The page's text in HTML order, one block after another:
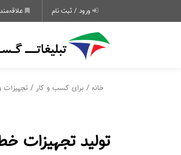
ورود / ثبت نام
خانه / برای کسب و کار / تجهیزات
تولید تجهیزات